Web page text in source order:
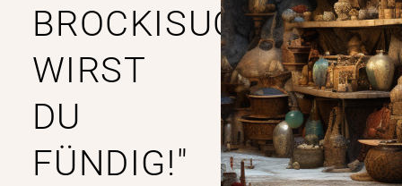
BROCKISUCHE
WIRST
DU
FÜNDIG!"